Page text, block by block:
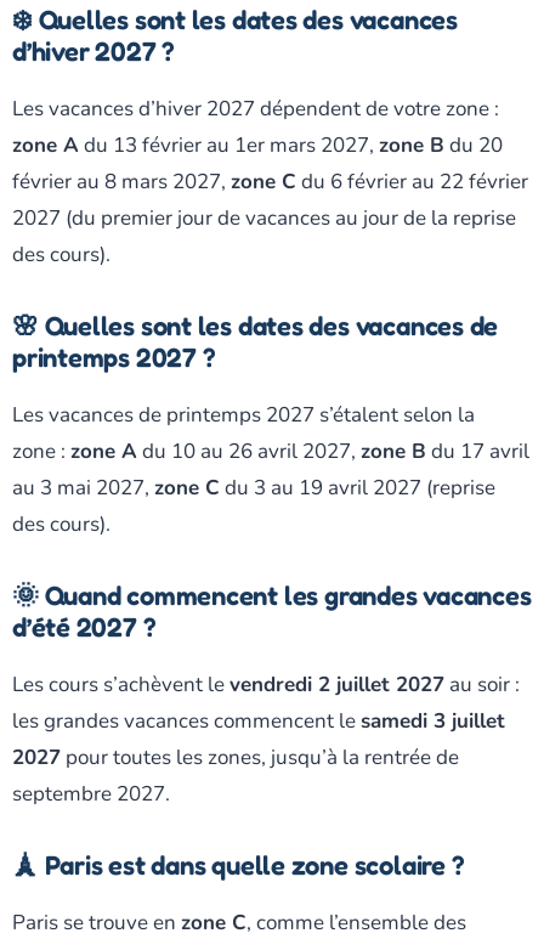
❄️ Quelles sont les dates des vacances
d’hiver 2027 ?
Les vacances d’hiver 2027 dépendent de votre zone :
zone Adu 13 février au 1er mars 2027, zone B du 20
février au 8 mars 2027, zone C du 6 février au 22 février
2027 (du premier jour de vacances au jour de la reprise
des cours).
🌸 Quelles sont les dates des vacances de
printemps 2027 ?
Les vacances de printemps 2027 s’étalent selon la
zone : zone Adu 10 au 26 avril 2027, zone B du 17 avril
au 3 mai 2027, zone C du 3 au 19 avril 2027 (reprise
des cours).
🌞 Quand commencent les grandes vacances
d’été 2027 ?
Les cours s’achèvent levendredi 2 juillet 2027 au soir :
les grandes vacances commencent lesamedi 3 juillet
2027 pour toutes les zones, jusqu’à la rentrée de
septembre 2027.
🗼 Paris est dans quelle zone scolaire ?
Paris se trouve en zone C, comme l’ensemble des